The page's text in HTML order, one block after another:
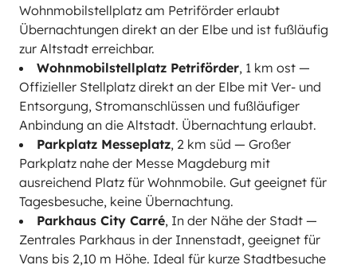
Wohnmobilstellplatz am Petriförder erlaubt
Übernachtungen direkt an der Elbe und ist fußläufig
zur Altstadt erreichbar.
Wohnmobilstellplatz Petriförder, 1 km ost —
Offizieller Stellplatz direkt an der Elbe mit Ver- und
Entsorgung, Stromanschlüssen und fußläufiger
Anbindung an die Altstadt. Übernachtung erlaubt.
Parkplatz Messeplatz, 2 km süd — Großer
Parkplatz nahe der Messe Magdeburg mit
ausreichend Platz für Wohnmobile. Gut geeignet für
Tagesbesuche, keine Übernachtung.
Parkhaus City Carré, In der Nähe der Stadt —
Zentrales Parkhaus in der Innenstadt, geeignet für
Vans bis 2,10 m Höhe. Ideal für kurze Stadtbesuche